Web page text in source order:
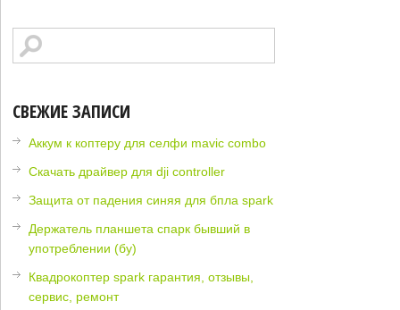
СВЕЖИЕ ЗАПИСИ
Аккум к коптеру для селфи mavic combo
Скачать драйвер для dji controller
Защита от падения синяя для бпла spark
Держатель планшета спарк бывший в
употреблении (бу)
Квадрокоптер spark гарантия, отзывы,
сервис, ремонт